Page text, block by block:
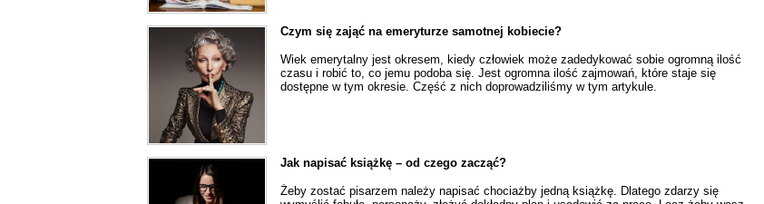
Czym się zająć na emeryturze samotnej kobiecie?
Wiek emerytalny jest okresem, kiedy człowiek może zadedykować sobie ogromną ilość
czasu i robić to, co jemu podoba się. Jest ogromna ilość zajmowań, które staje się
dostępne w tym okresie. Część z nich doprowadziliśmy w tym artykule.
Jak napisać książkę – od czego zacząć?
Żeby zostać pisarzem należy napisać chociażby jedną książkę. Dlatego zdarzy się